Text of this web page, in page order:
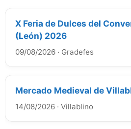
X Feria de Dulces del
(León) 2026
09/08/2026 · Gradefes
Mercado Medieval de
14/08/2026 · Villablino